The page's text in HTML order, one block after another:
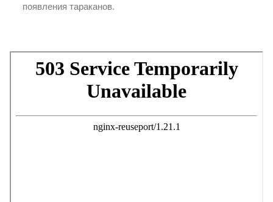
появления тараканов.